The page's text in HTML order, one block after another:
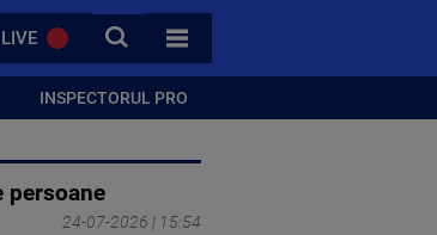
CAUTA
TOATE CATEGORIILE
INSPECTORUL PRO
persoane
24-07-2026 | 15:54